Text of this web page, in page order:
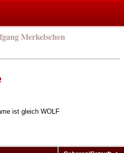
Merkelschen
ist gleich WOLF